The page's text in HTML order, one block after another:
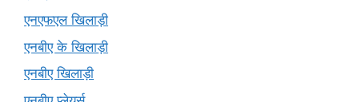
एनएफएल खिलाड़ी
एनबीए के खिलाड़ी
एनबीए खिलाड़ी